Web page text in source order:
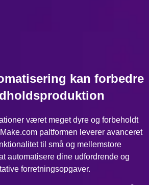
kan forbedre
været meget dyre og forbeholdt
paltformen leverer avanceret
til små og mellemstore
automatisere dine udfordrende og
forretningsopgaver.